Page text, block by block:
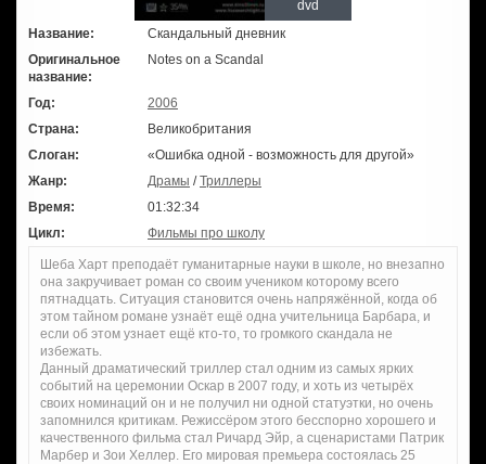
dvd
Название:
Скандальный дневник
Оригинальное
название:
Notes on a Scandal
Год:
2006
Страна:
Великобритания
Слоган:
«Ошибка одной - возможность для другой»
Жанр:
Драмы /Триллеры
Время:
01:32:34
Цикл:
Фильмы про школу
Шеба Харт преподаёт гуманитарные науки в школе, но внезапно
она закручивает роман со своим учеником которому всего
пятнадцать. Ситуация становится очень напряжённой, когда об
этом тайном романе узнаёт ещё одна учительница Барбара, и
если об этом узнает ещё кто-то, то громкого скандала не
избежать.
Данный драматический триллер стал одним из самых ярких
событий на церемонии Оскар в 2007 году, и хоть из четырёх
своих номинаций он и не получил ни одной статуэтки, но очень
запомнился критикам. Режиссёром этого бесспорно хорошего и
качественного фильма стал Ричард Эйр, а сценаристами Патрик
Марбер и Зои Хеллер. Его мировая премьера состоялась 25